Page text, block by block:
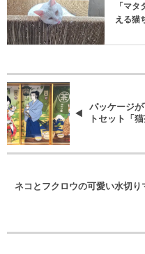
「マ
える猫
パッケージ
トセット「
ネコとフクロウの可愛い水切り